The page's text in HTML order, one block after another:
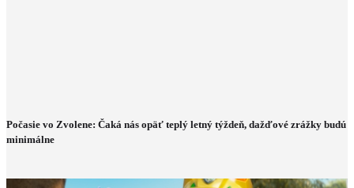
Počasie vo Zvolene: Čaká nás opäť teplý letný týždeň, dažďové zrážky budú
minimálne